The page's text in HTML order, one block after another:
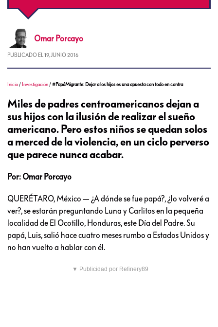
Omar Porcayo
PUBLICADO EL 19, JUNIO 2016
Inicio / Investigación /#PapáMigrante: Dejar a los hijos es una apuesta con todo en contra
Miles de padres centroamericanos dejan a
sus hijos con la ilusión de realizar el sueño
americano. Pero estos niños se quedan solos
a merced de la violencia, en un ciclo perverso
que parece nunca acabar.
Por: Omar Porcayo
QUERÉTARO, México — ¿A dónde se fue papá?, ¿lo volveré a
ver?, se estarán preguntando Luna y Carlitos en la pequeña
localidad de El Ocotillo, Honduras, este Día del Padre. Su
papá, Luis, salió hace cuatro meses rumbo a Estados Unidos y
no han vuelto a hablar con él.
▼ Publicidad por Refinery89